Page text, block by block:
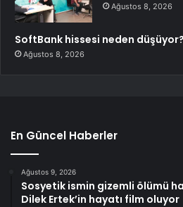
Ağustos 8, 2026
SoftBank hissesi neden düşüyor?
Ağustos 8, 2026
En Güncel Haberler
Ağustos 9, 2026
Sosyetik ismin gizemli ölümü
Dilek Ertek’in hayatı film oluyor